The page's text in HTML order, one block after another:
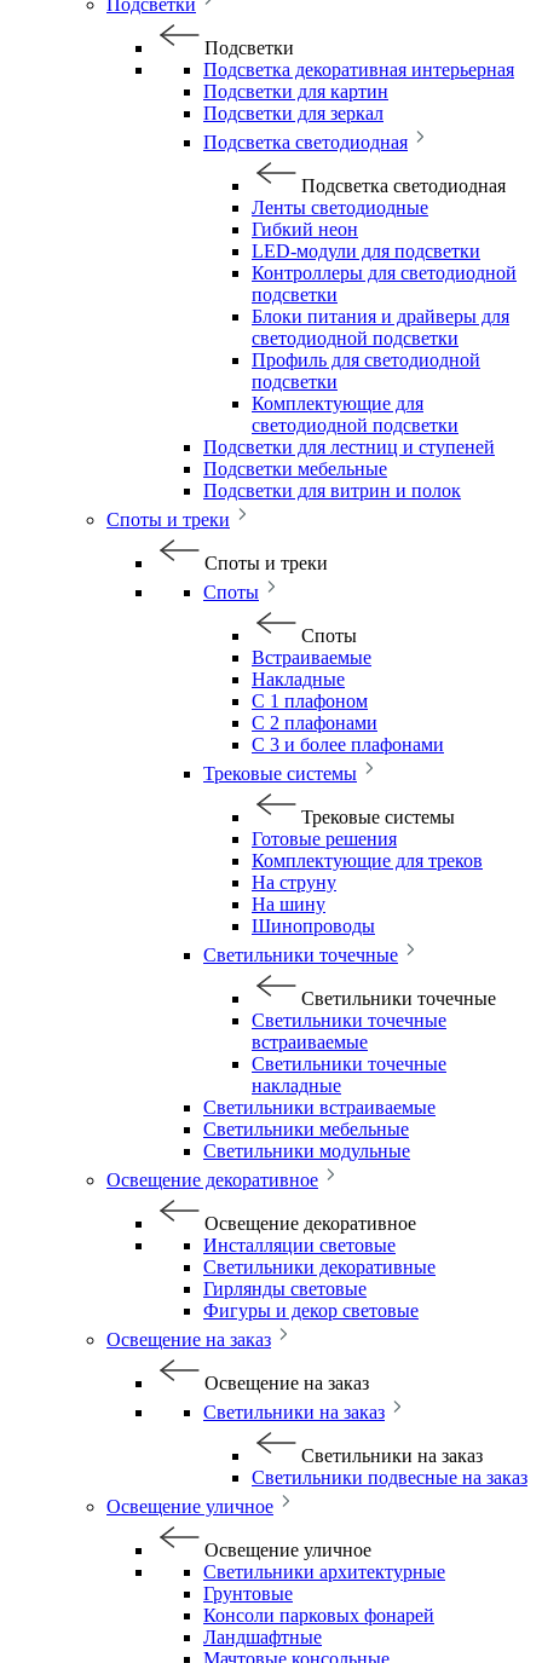
Подсветки
Подсветки
Подсветка декоративная интерьерная
Подсветки для картин
Подсветки для зеркал
Подсветка светодиодная
Подсветка светодиодная
Ленты светодиодные
Гибкий неон
LED-модули для подсветки
Контроллеры для светодиодной
подсветки
Блоки питания и драйверы для
светодиодной подсветки
Профиль для светодиодной
подсветки
Комплектующие для
светодиодной подсветки
Подсветки для лестниц и ступеней
Подсветки мебельные
Подсветки для витрин и полок
Споты и треки
Споты и треки
Споты
Споты
Встраиваемые
Накладные
С 1 плафоном
С 2 плафонами
С 3 и более плафонами
Трековые системы
Трековые системы
Готовые решения
Комплектующие для треков
На струну
На шину
Шинопроводы
Светильники точечные
Светильники точечные
Светильники точечные
встраиваемые
Светильники точечные
накладные
Светильники встраиваемые
Светильники мебельные
Светильники модульные
Освещение декоративное
Освещение декоративное
Инсталляции световые
Светильники декоративные
Гирлянды световые
Фигуры и декор световые
Освещение на заказ
Освещение на заказ
Светильники на заказ
Светильники на заказ
Светильники подвесные на заказ
Освещение уличное
Освещение уличное
Светильники архитектурные
Грунтовые
Консоли парковых фонарей
Ландшафтные
Мачтовые консольные